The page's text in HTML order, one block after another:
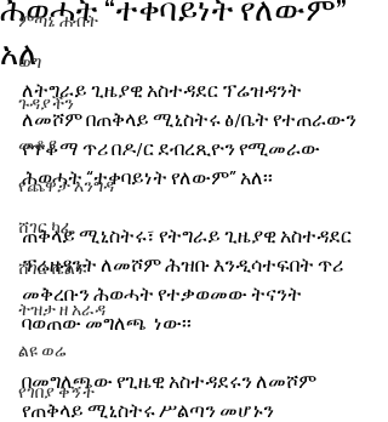
ምጣኔ ሐብት
ወግ
ጉዳያችን
መቆያ
የጨዋታ እንግዳ
ሸገር ካፌ
ሸገር ሼልፍ
ትዝታ ዘ አራዳ
ልዩ ወሬ
የገበያ ቅኝት
ሕወሓት “ተቀባይነት የለውም”
አለ
ለትግራይ ጊዜያዊ አስተዳደር ፕሬዝዳንት
ለመሾም በጠቅላይ ሚኒስትሩ ፅ/ቤት የተጠራውን
የጥቆማ ጥሪ በዶ/ር ደብረጺዮን የሚመራው
ሕወሓት “ተቀባይነት የለውም” አለ፡፡
ጠቅላይ ሚኒስትሩ፣ የትግራይ ጊዜያዊ አስተዳደር
ፕሬዘዳንት ለመሾም ሕዝቡ እንዲሳተፍበት ጥሪ
መቅረቡን ሕወሓት የተቃወመው ትናንት
ባወጠው መግለጫ  ነው፡፡
በመግለጫው የጊዜዊ አስተዳደሩን ለመሾም
የጠቅላይ ሚኒስትሩ ሥልጣን መሆኑን